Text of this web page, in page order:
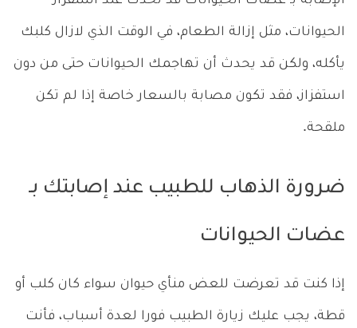
الحيوانات، مثل إزالة الطعام، في الوقت الذي لازال كلبك
يأكله، ولكن قد يحدث أن تهاجمك الحيوانات حتى من دون
استفزاز، فقد تكون مصابة بالسعار خاصة إذا لم تكن
ملقحة.
ضرورة الذهاب للطبيب عند إصابتك بـ
عضات الحيوانات
إذا كنت قد تعرضت للعض منأي حيوان سواء كان كلب أو
قطة، يجب عليك زيارة الطبيب فورا لعدة أسباب، فأنت